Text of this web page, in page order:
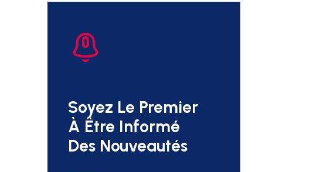
Soyez Le Premier
À Être Informé
Des Nouveautés